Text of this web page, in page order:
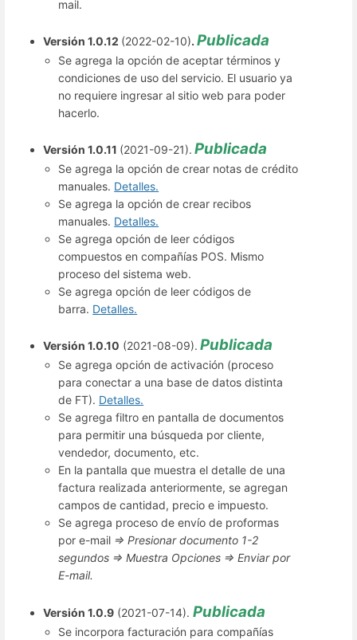
mail.
Versión 1.0.12 (2022-02-10). Publicada
Se agrega la opción de aceptar términos y
condiciones de uso del servicio. El usuario ya
no requiere ingresar al sitio web para poder
hacerlo.
Versión 1.0.11 (2021-09-21). Publicada
Se agrega la opción de crear notas de crédito
manuales. Detalles.
Se agrega la opción de crear recibos
manuales. Detalles.
Se agrega opción de leer códigos
compuestos en compañías POS. Mismo
proceso del sistema web.
Se agrega opción de leer códigos de
barra. Detalles.
Versión 1.0.10 (2021-08-09). Publicada
Se agrega opción de activación (proceso
para conectar a una base de datos distinta
de FT). Detalles.
Se agrega filtro en pantalla de documentos
para permitir una búsqueda por cliente,
vendedor, documento, etc.
En la pantalla que muestra el detalle de una
factura realizada anteriormente, se agregan
campos de cantidad, precio e impuesto.
Se agrega proceso de envío de proformas
por e-mail => Presionar documento 1-2
segundos => Muestra Opciones => Enviar por
E-mail.
Versión 1.0.9 (2021-07-14). Publicada
Se incorpora facturación para compañías